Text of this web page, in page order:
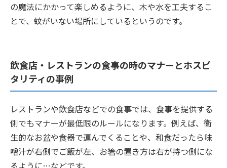
の魔法にかかって楽しめるように、木や水を工夫するこ
とで、蚊がいない場所にしているというのです。
飲食店・レストランの食事の時のマナーとホスピ
タリティの事例
レストランや飲食店などでの食事では、食事を提供する
側でもマナーが最低限のルールになります。例えば、衛
生的なお盆や食器で運んでくることや、和食だったら味
噌汁が右側でご飯が左、お箸の置き方は右が持つ側にな
るように…などです。